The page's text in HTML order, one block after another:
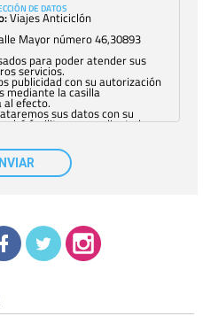
DE DATOS
Viajes Anticiclón
Mayor número 46,30893
para poder atender sus
servicios.
publicidad con su autorización
mediante la casilla
al efecto.
sus datos con su
facilitarnos mediante la
sólo el personal de
autorizado podrá
que le pedimos. No se
tratamos sus datos en la